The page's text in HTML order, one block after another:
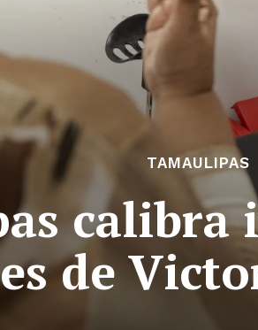
TAMAULIPAS
calibra
de